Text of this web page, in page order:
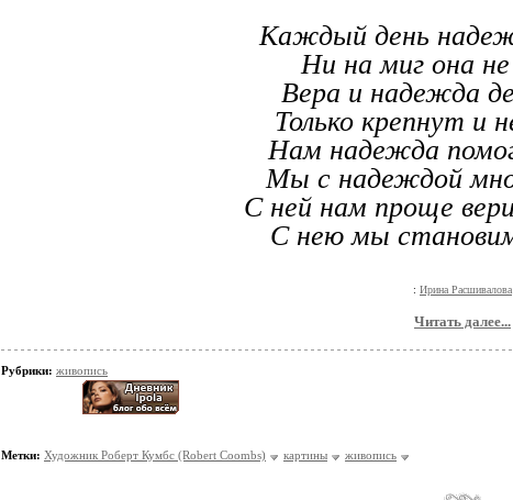
Каждый день
Ни на миг она
Вера и надежда
Только крепнут и
Нам надежда
Мы с надеждой
С ней нам проще
С нею мы
: Ирина Расшивалова
Читать далее...
Рубрики: живопись
Метки: Художник Роберт Кумбс (Robert Coombs) картины живопись